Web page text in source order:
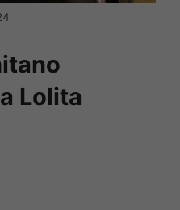
Lolita